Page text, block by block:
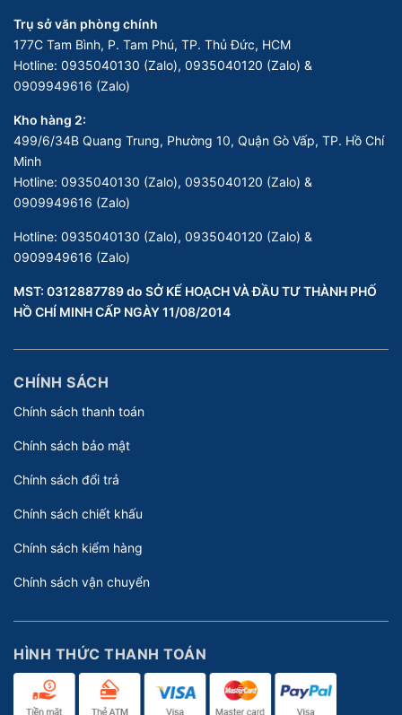
Trụ sở văn phòng chính
177C Tam Bình, P. Tam Phú, TP. Thủ Đức, HCM
Hotline: 0935040130 (Zalo), 0935040120 (Zalo) &
0909949616 (Zalo)
Kho hàng 2:
499/6/34B Quang Trung, Phường 10, Quận Gò Vấp, TP. Hồ Chí
Minh
Hotline: 0935040130 (Zalo), 0935040120 (Zalo) &
0909949616 (Zalo)
Hotline: 0935040130 (Zalo), 0935040120 (Zalo) &
0909949616 (Zalo)
MST: 0312887789 do SỞ KẾ HOẠCH VÀ ĐẦU TƯ THÀNH PHỐ
HỒ CHÍ MINH CẤP NGÀY 11/08/2014
CHÍNH SÁCH
Chính sách thanh toán
Chính sách bảo mật
Chính sách đổi trả
Chính sách chiết khấu
Chính sách kiểm hàng
Chính sách vận chuyển
HÌNH THỨC THANH TOÁN